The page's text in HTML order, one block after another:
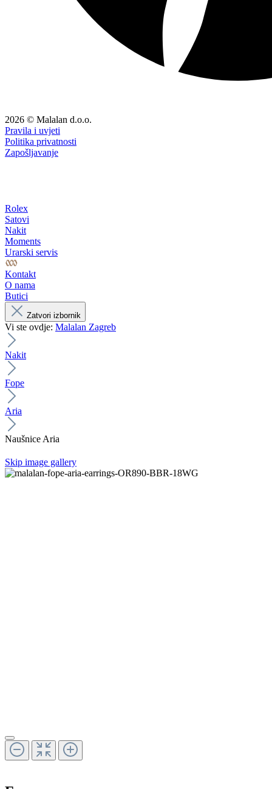
2026 © Malalan d.o.o.
Pravila i uvjeti
Politika privatnosti
Zapošljavanje
Rolex
Satovi
Nakit
Moments
Urarski servis
Kontakt
O nama
Butici
Zatvori izbornik
Vi ste ovdje: Malalan Zagreb
Nakit
Fope
Aria
Naušnice Aria
Skip image gallery